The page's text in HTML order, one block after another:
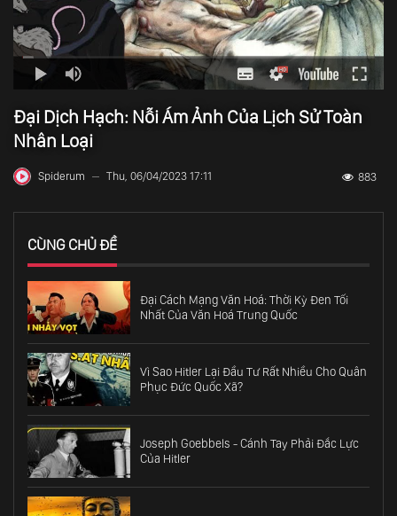
Đại Dịch Hạch: Nỗi Ám Ảnh Của Lịch Sử Toàn
Nhân Loại
Spiderum — Thu, 06/04/2023 17:11 883
CÙNG CHỦ ĐỀ
Đại Cách Mạng Văn Hoá: Thời Kỳ Đen Tối
Nhất Của Văn Hoá Trung Quốc
Vì Sao Hitler Lại Đầu Tư Rất Nhiều Cho Quân
Phục Đức Quốc Xã?
Joseph Goebbels - Cánh Tay Phải Đắc Lực
Của Hitler